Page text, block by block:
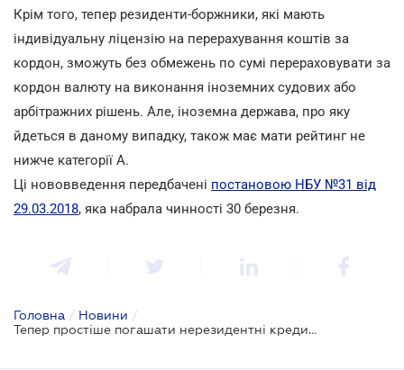
Крім того, тепер резиденти-боржники, які мають
індивідуальну ліцензію на перерахування коштів за
кордон, зможуть без обмежень по сумі перераховувати за
кордон валюту на виконання іноземних судових або
арбітражних рішень. Але, іноземна держава, про яку
йдеться в даному випадку, також має мати рейтинг не
нижче категорії А.
Ці нововведення передбачені постановою НБУ №31 від
29.03.2018, яка набрала чинності 30 березня.
Головна / Новини /
Тепер простіше погашати нерезидентні кредити і менше зобов'язань з продажу валютної виручки